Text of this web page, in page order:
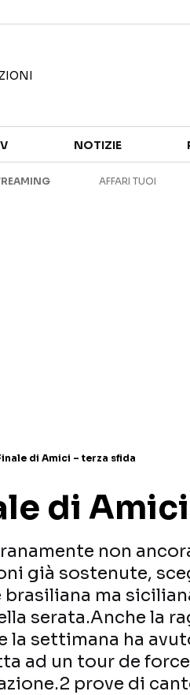
NOTIZIE
AFFARI TUOI
di Amici – terza sfida
di
non
già sostenute,
ma
serata.Anche la
la settimana ha
ad un tour de
prove di